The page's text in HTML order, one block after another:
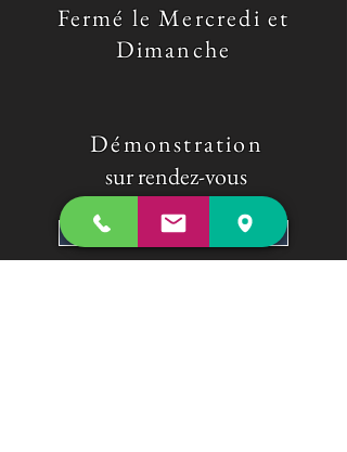
Fermé le Mercredi et
Dimanche
​ Démonstration
sur rendez-vous
Nous Contacter